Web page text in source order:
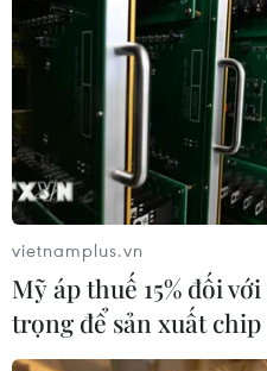
ông Ramonda nhấn
Việt Nam ra đời gần 30
góp thúc đẩy phát triển
tác giữa hai nước, đồng
thành lập Hội hữu nghị
tương lai.
hoạch tổ chức đoàn
Nam vào nửa cuối năm
kinh tế, thương mại và
vietnamplus.vn
Mỹ áp thuế 15% đối
trọng để sản xuất chip